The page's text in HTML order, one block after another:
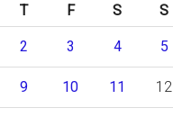
T F S S
2 3 4 5
9 10 11 12